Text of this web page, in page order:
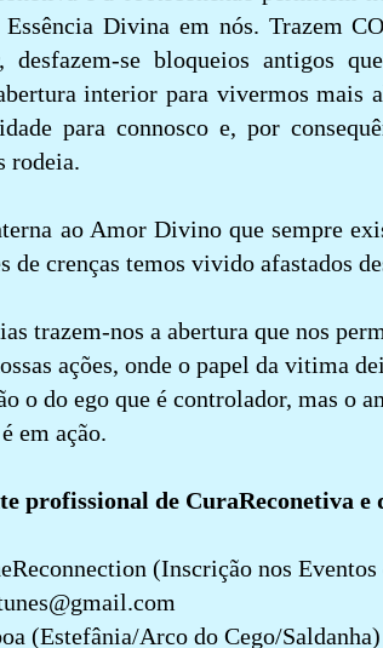
Divina em nós. Trazem
se bloqueios antigos
interior para vivermos mais
para connosco e, por
rodeia.
ao Amor Divino que sempre
de crenças temos vivido afastados
trazem-nos a abertura que nos
ações, onde o papel da vitima
o do ego que é controlador, mas o
em ação.
profissional de CuraReconetiva e
(Inscrição nos
(Estefânia/Arco do Cego/Saldanha)